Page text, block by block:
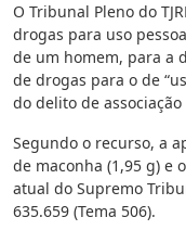
O Tribunal Pleno do
drogas para uso
de um homem, para a
de drogas para o de
do delito de
Segundo o recurso, a
de maconha (1,95 g) e
atual do Supremo
635.659 (Tema 506).